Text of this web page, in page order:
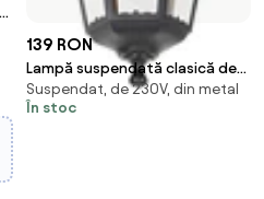
139 RON
Lampă suspendată clasică de
exterior neagră IP44 - Havana
Up
Suspendat, de 230V, din metal
În stoc